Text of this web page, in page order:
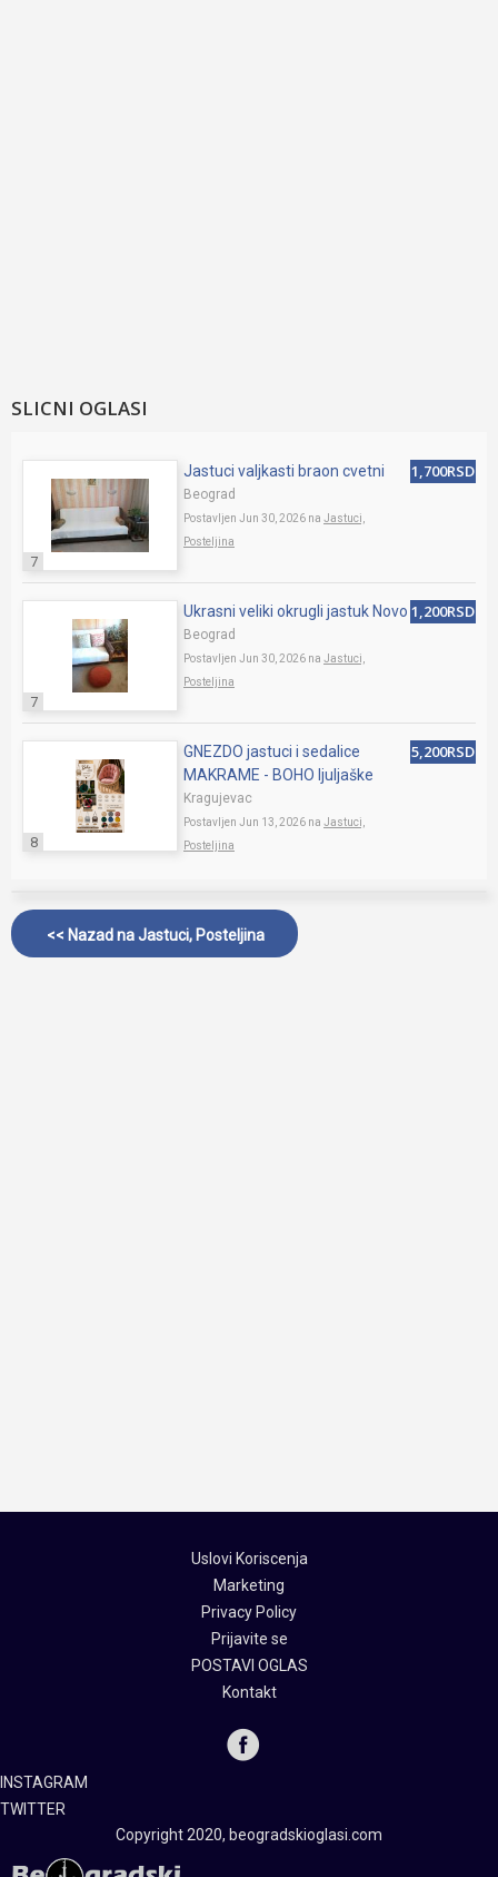
SLICNI OGLASI
7
Jastuci valjkasti braon cvetni
Beograd
Postavljen Jun 30, 2026 na Jastuci,
Posteljina
1,700RSD
7
Ukrasni veliki okrugli jastuk Novo
Beograd
Postavljen Jun 30, 2026 na Jastuci,
Posteljina
1,200RSD
8
GNEZDO jastuci i sedalice
MAKRAME - BOHO ljuljaške
Kragujevac
Postavljen Jun 13, 2026 na Jastuci,
Posteljina
5,200RSD
<< Nazad naJastuci, Posteljina
Uslovi Koriscenja
Marketing
Privacy Policy
Prijavite se
POSTAVI OGLAS
Kontakt
INSTAGRAM
TWITTER
Copyright 2020, beogradskioglasi.com